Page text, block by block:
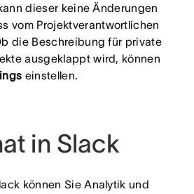
dieser keine Änderungen
vom Projektverantwortlichen
die Beschreibung für private
ausgeklappt wird, können
einstellen.
in Slack
können Sie Analytik und